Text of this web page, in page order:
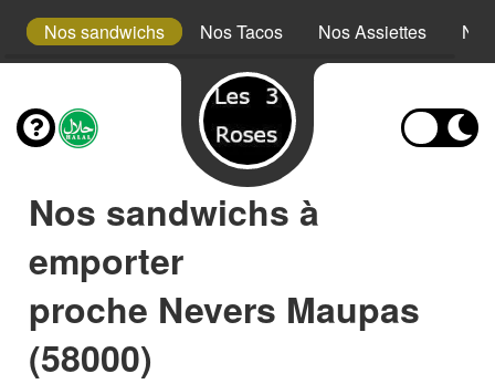
Nos sandwichs Nos Tacos Nos Assiettes
Nos sandwichs à
emporter
proche Nevers Maupas
(58000)